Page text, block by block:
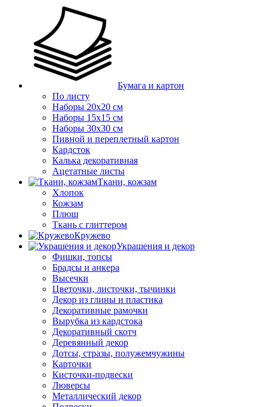
Бумага и картон
По листу
Наборы 20х20 см
Наборы 15х15 см
Наборы 30х30 см
Пивной и переплетный картон
Кардсток
Калька декоративная
Ацетатные листы
Ткани, кожзам
Хлопок
Кожзам
Плюш
Ткань с глиттером
Кружево
Украшения и декор
Фишки, топсы
Брадсы и анкера
Высечки
Цветочки, листочки, тычинки
Декор из глины и пластика
Декоративные рамочки
Вырубка из кардстока
Декоративный скотч
Деревянный декор
Дотсы, стразы, полужемчужины
Карточки
Кисточки-подвески
Люверсы
Металлический декор